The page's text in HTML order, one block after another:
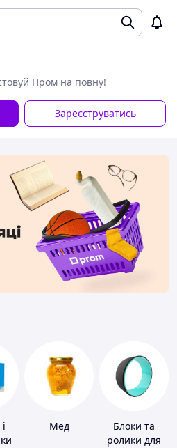
Пром на повну!
Зареєструватись
Мед
Блоки та
ролики для